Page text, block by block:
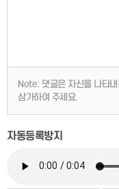
Note: 댓글은 자신을 나타
삼가하여 주세요.
자동등록방지